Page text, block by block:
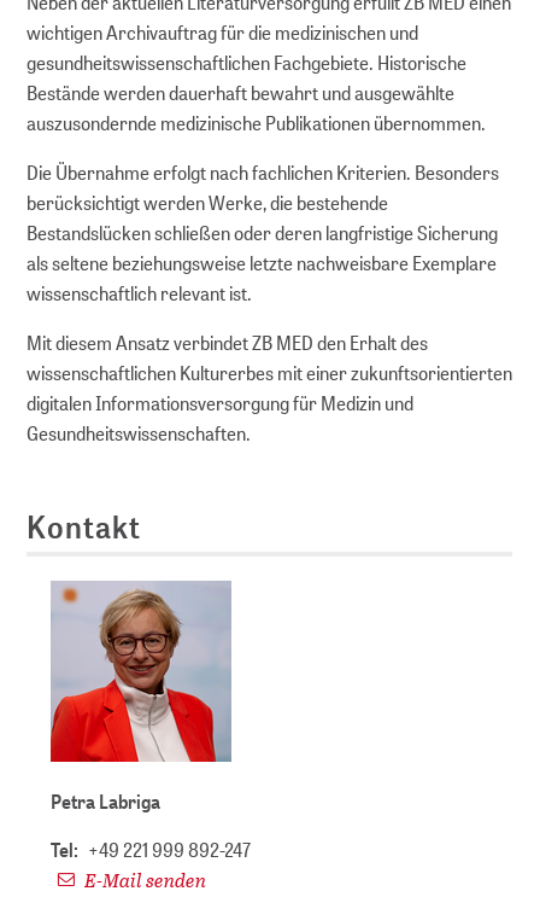
wichtigen Archivauftrag für die medizinischen und
gesundheitswissenschaftlichen Fachgebiete. Historische
Bestände werden dauerhaft bewahrt und ausgewählte
auszusondernde medizinische Publikationen übernommen.
Die Übernahme erfolgt nach fachlichen Kriterien. Besonders
berücksichtigt werden Werke, die bestehende
Bestandslücken schließen oder deren langfristige Sicherung
als seltene beziehungsweise letzte nachweisbare Exemplare
wissenschaftlich relevant ist.
Mit diesem Ansatz verbindet ZB MED den Erhalt des
wissenschaftlichen Kulturerbes mit einer zukunftsorientierten
digitalen Informationsversorgung für Medizin und
Gesundheitswissenschaften.
Kontakt
Petra Labriga
Tel: +49 221 999 892-247
E-Mail senden